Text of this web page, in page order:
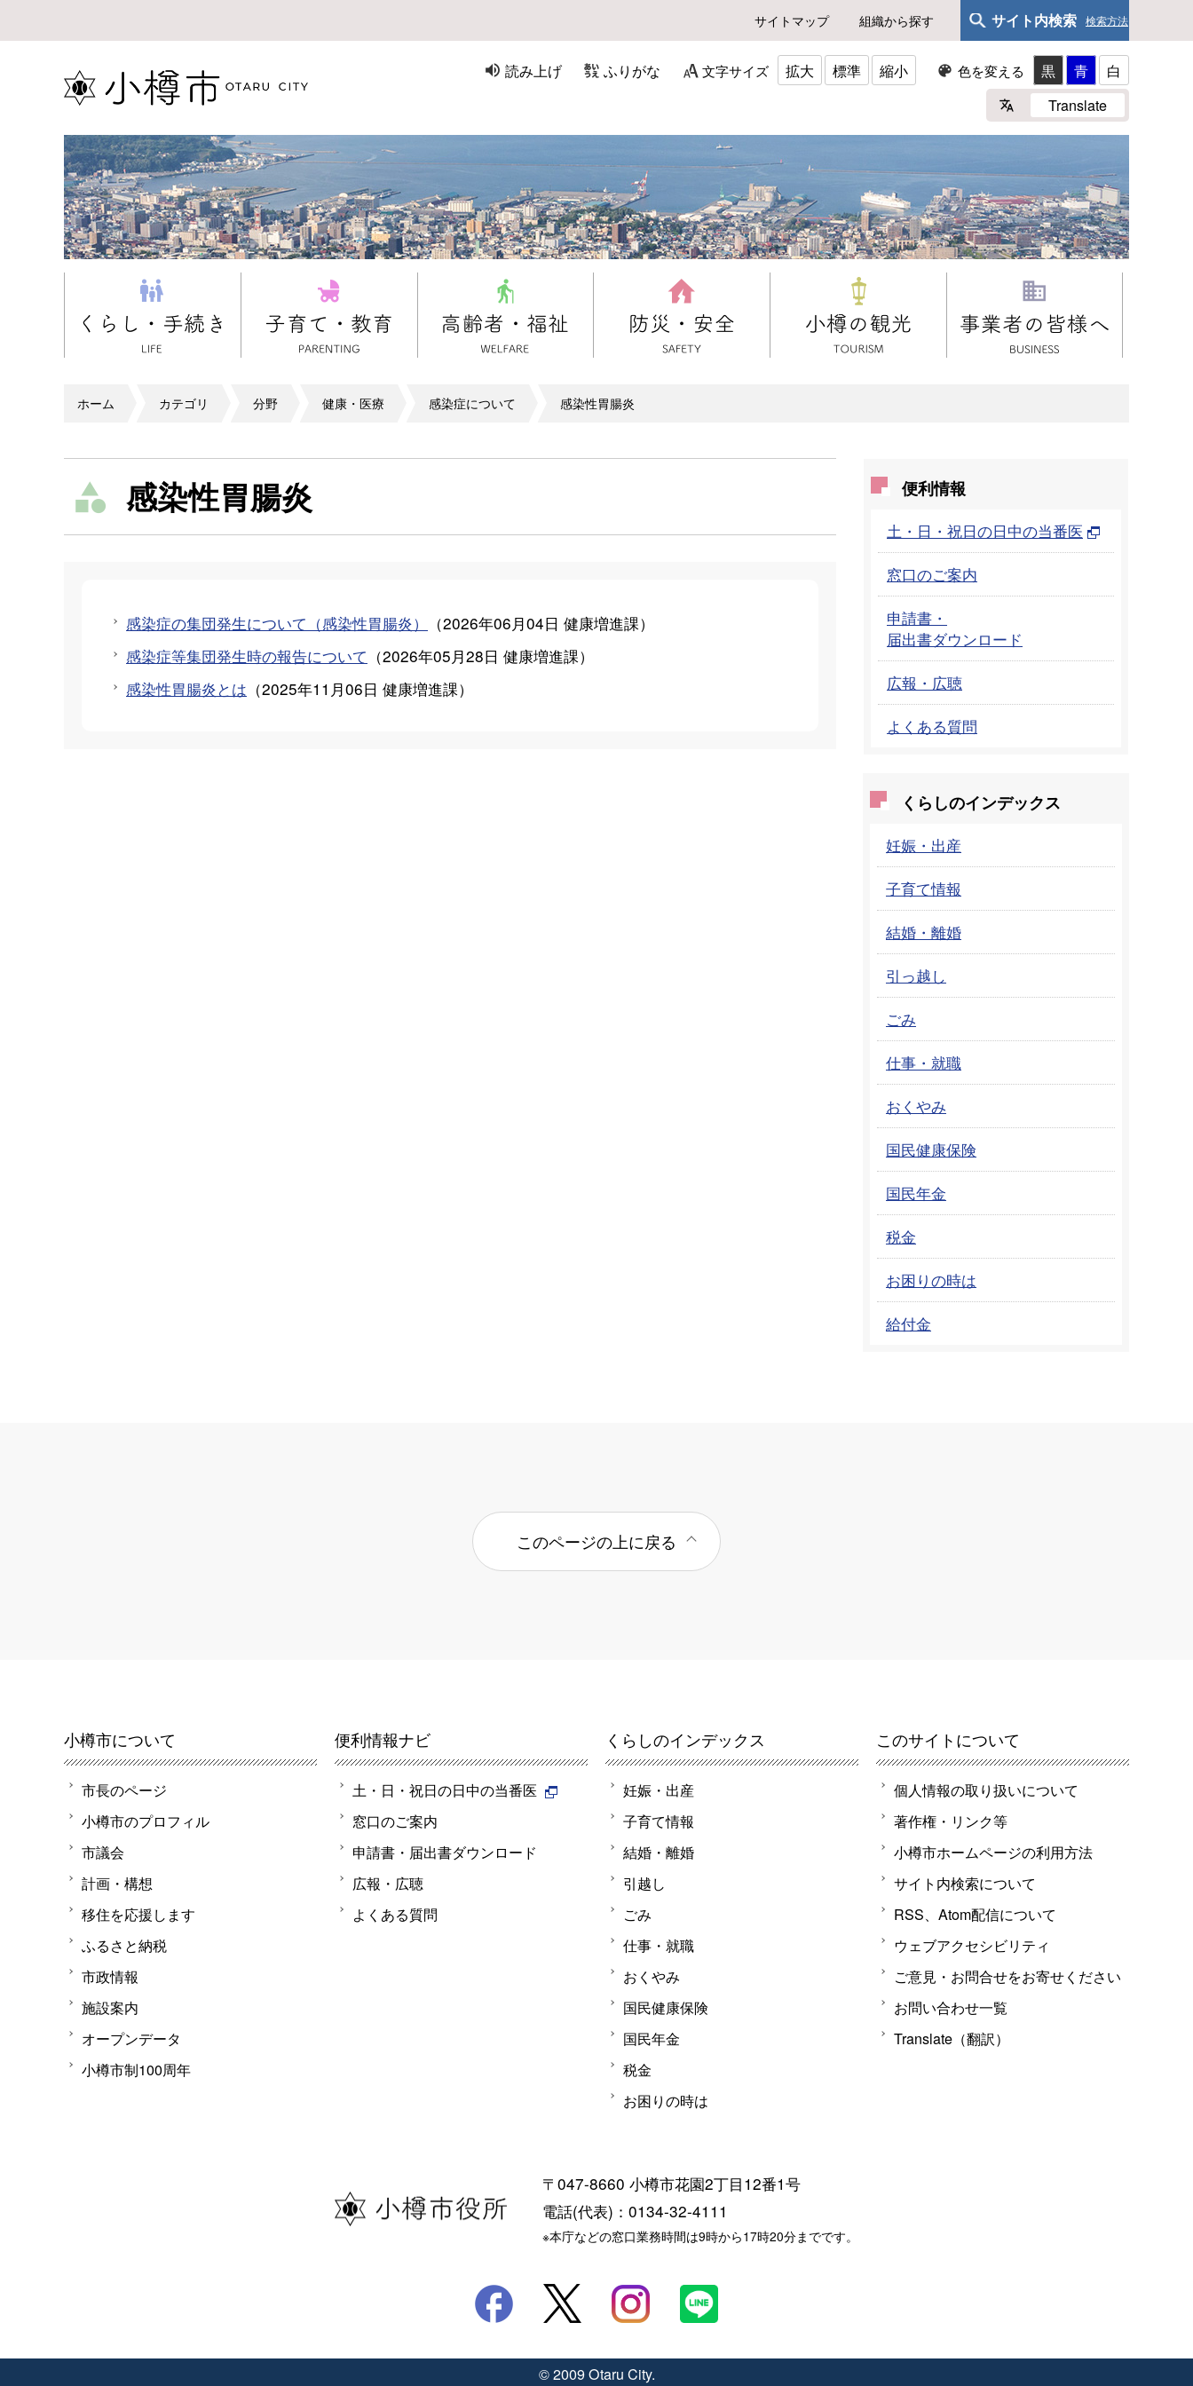
サイトマップ 組織から探す サイト内検索 検索方法
読み上げ ふりがな 文字サイズ 拡大 標準 縮小 色を変える 黒 青
白
Translate
ホーム カテゴリ 分野 健康・医療 感染症について 感染性胃腸炎
感染性胃腸炎
感染症の集団発生について（感染性胃腸炎） （2026年06月04日 健康増進課）
感染症等集団発生時の報告について （2026年05月28日 健康増進課）
感染性胃腸炎とは （2025年11月06日 健康増進課）
便利情報
土・日・祝日の日中の当番医
窓口のご案内
申請書・
届出書ダウンロード
広報・広聴
よくある質問
くらしのインデックス
妊娠・出産
子育て情報
結婚・離婚
引っ越し
ごみ
仕事・就職
おくやみ
国民健康保険
国民年金
税金
お困りの時は
給付金
このページの上に戻る
小樽市について
市長のページ
小樽市のプロフィル
市議会
計画・構想
移住を応援します
ふるさと納税
市政情報
施設案内
オープンデータ
小樽市制100周年
便利情報ナビ
土・日・祝日の日中の当番医
窓口のご案内
申請書・届出書ダウンロード
広報・広聴
よくある質問
くらしのインデックス
妊娠・出産
子育て情報
結婚・離婚
引越し
ごみ
仕事・就職
おくやみ
国民健康保険
国民年金
税金
お困りの時は
このサイトについて
個人情報の取り扱いについて
著作権・リンク等
小樽市ホームページの利用方法
サイト内検索について
RSS、Atom配信について
ウェブアクセシビリティ
ご意見・お問合せをお寄せください
お問い合わせ一覧
Translate（翻訳）
〒047-8660 小樽市花園2丁目12番1号
電話(代表)：0134-32-4111
※本庁などの窓口業務時間は9時から17時20分までです。
© 2009 Otaru City.